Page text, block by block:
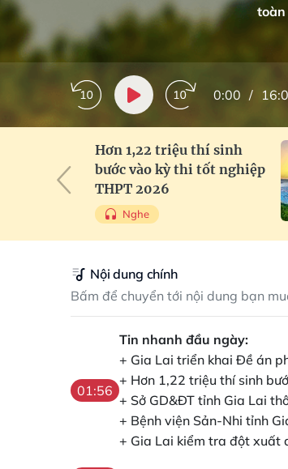
toàn
0:00 /
Hơn 1,22 triệu thí sinh
bước vào kỳ thi tốt nghiệp
THPT 2026
Nghe
Nội dung chính
Bấm để chuyển tới nội dung bạn
01:56
Tin nhanh đầu ngày:
+ Gia Lai triển khai Đề án
+ Hơn 1,22 triệu thí sinh
+ Sở GD&ĐT tỉnh Gia Lai
+ Bệnh viện Sản-Nhi tỉnh
+ Gia Lai kiểm tra đột xuất